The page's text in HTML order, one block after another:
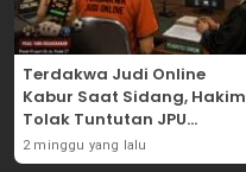
Terdakwa Judi Online
Kabur Saat Sidang, Hakim
Tolak Tuntutan JPU
Tanjung Perak karena
Gagal Hadirkan Hartono
2 minggu yang lalu